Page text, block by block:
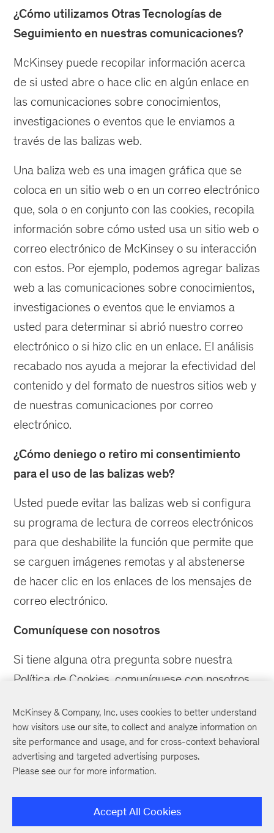
¿Cómo utilizamos Otras Tecnologías de
Seguimiento en nuestras comunicaciones?
McKinsey puede recopilar información acerca
de si usted abre o hace clic en algún enlace en
las comunicaciones sobre conocimientos,
investigaciones o eventos que le enviamos a
través de las balizas web.
Una baliza web es una imagen gráfica que se
coloca en un sitio web o en un correo electrónico
que, sola o en conjunto con las cookies, recopila
información sobre cómo usted usa un sitio web o
correo electrónico de McKinsey o su interacción
con estos. Por ejemplo, podemos agregar balizas
web a las comunicaciones sobre conocimientos,
investigaciones o eventos que le enviamos a
usted para determinar si abrió nuestro correo
electrónico o si hizo clic en un enlace. El análisis
recabado nos ayuda a mejorar la efectividad del
contenido y del formato de nuestros sitios web y
de nuestras comunicaciones por correo
electrónico.
¿Cómo deniego o retiro mi consentimiento
para el uso de las balizas web?
Usted puede evitar las balizas web si configura
su programa de lectura de correos electrónicos
para que deshabilite la función que permite que
se carguen imágenes remotas y al abstenerse
de hacer clic en los enlaces de los mensajes de
correo electrónico.
Comuníquese con nosotros
Si tiene alguna otra pregunta sobre nuestra
Política de Cookies, comuníquese con nosotros
McKinsey & Company
Legal Department
711 Third Avenue
McKinsey & Company, Inc. uses cookies to better understand
how visitors use our site, to collect and analyze information on
site performance and usage, and for cross-context behavioral
advertising and targeted advertising purposes.
Please see our for more information.
Accept All Cookies